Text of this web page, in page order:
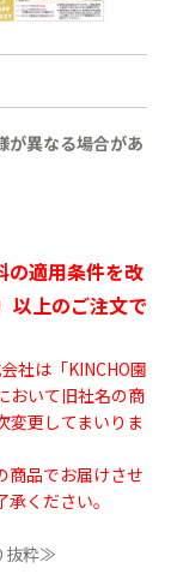
が異なる場合があ
の適用条件を改
以上のご注文で
社は「KINCHO園
おいて旧社名の商
変更してまいりま
商品でお届けさせ
ください。
抜粋≫